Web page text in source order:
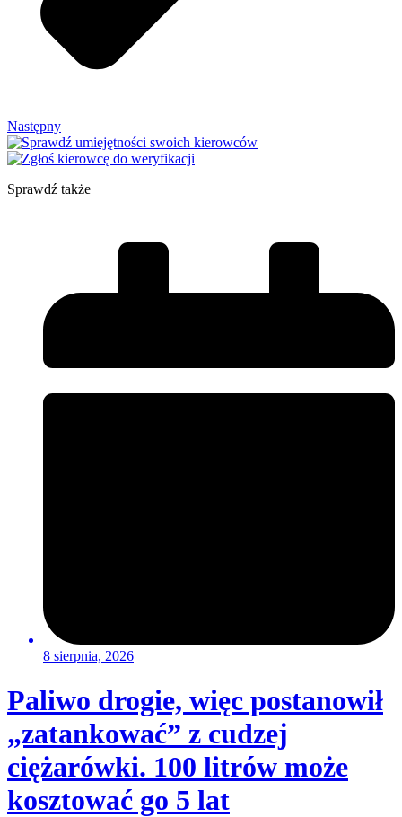
Następny
Sprawdź także
8 sierpnia, 2026
Paliwo drogie, więc postanowił
„zatankować” z cudzej
ciężarówki. 100 litrów może
kosztować go 5 lat